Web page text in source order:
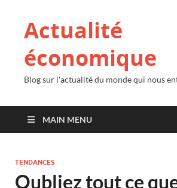
Actualité
économique
Blog sur l'actualité du monde qui nous
MAIN MENU
TENDANCES
Oubliez tout ce